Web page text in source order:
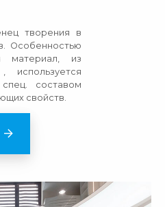
творения в
Особенностью
материал, из
составом
свойств.